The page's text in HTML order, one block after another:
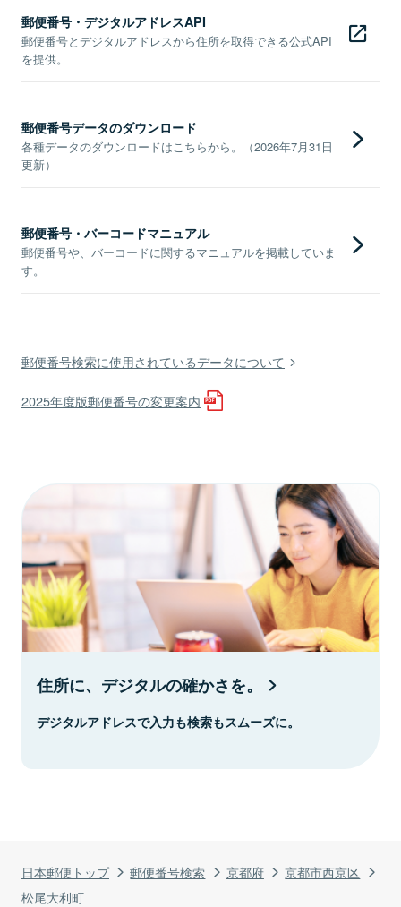
日本郵便トップ 郵便番号検索 京都府
京都市西京区
松尾大利町
郵便番号・デジタルアドレスAPI
郵便番号とデジタルアドレスから住所を取得できる公式API
を提供。
郵便番号データのダウンロード
各種データのダウンロードはこちらから。（2026年7月31日
更新）
郵便番号・バーコードマニュアル
郵便番号や、バーコードに関するマニュアルを掲載していま
す。
郵便番号検索に使用されているデータについて
2025年度版郵便番号の変更案内
住所に、デジタルの確かさを。
デジタルアドレスで入力も検索もスムーズに。